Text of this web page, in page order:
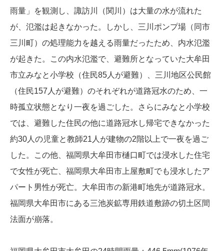
雨量」を観測し、諏訪川（関川）は大量の水が流れた
が、氾濫は起きなかった。しかし、三川ポンプ場（同市
三川町）の処理能力を越える雨量だったため、内水氾濫
が起きた。この内水氾濫で、避難所となっていた大牟田
市立みなと小学校（住民85人が避難）、三川地区公民館
（住民157人が避難）のそれぞれが道路冠水のため、一
時孤立状態となり一夜を過ごした。さらにみなと小学校
では、避難した住民の他に道路冠水し帰宅できなかった
約30人の児童と教師21人が建物の2階以上で一夜を過ご
した。この他、福岡県大牟田市樋口町では浸水した住宅
で女性が死亡、福岡県大牟田市上屋敷町でも浸水したア
パート男性が死亡。大牟田市の新港町地先が道路冠水。
福岡県大牟田市にある三池炭鉱専用鉄道敷跡の切土区間
法面が崩落。